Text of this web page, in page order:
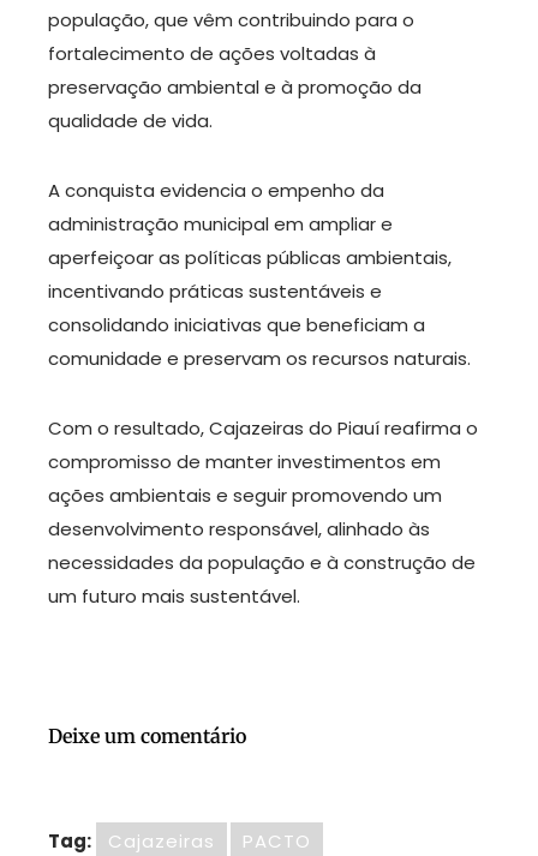
população, que vêm contribuindo para o
fortalecimento de ações voltadas à
preservação ambiental e à promoção da
qualidade de vida.
A conquista evidencia o empenho da
administração municipal em ampliar e
aperfeiçoar as políticas públicas ambientais,
incentivando práticas sustentáveis e
consolidando iniciativas que beneficiam a
comunidade e preservam os recursos naturais.
Com o resultado, Cajazeiras do Piauí reafirma o
compromisso de manter investimentos em
ações ambientais e seguir promovendo um
desenvolvimento responsável, alinhado às
necessidades da população e à construção de
um futuro mais sustentável.
Deixe um comentário
Tag: Cajazeiras
PACTO